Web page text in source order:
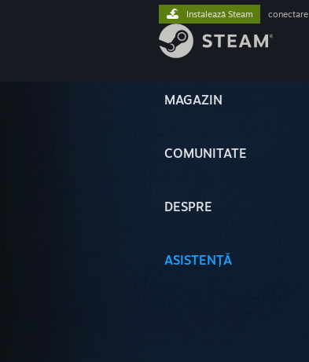
MAGAZIN
COMUNITATE
DESPRE
ASISTENȚĂ
Instalează Steam conectare